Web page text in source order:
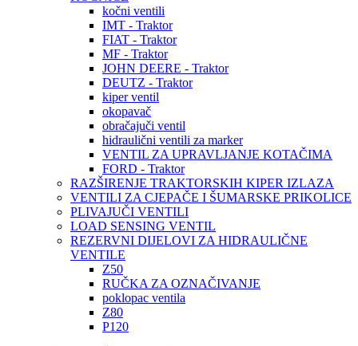
kočni ventili
IMT - Traktor
FIAT - Traktor
MF - Traktor
JOHN DEERE - Traktor
DEUTZ - Traktor
kiper ventil
okopavač
obračajuči ventil
hidraulični ventili za marker
VENTIL ZA UPRAVLJANJE KOTAČIMA
FORD - Traktor
RAZŠIRENJE TRAKTORSKIH KIPER IZLAZA
VENTILI ZA CJEPAČE I ŠUMARSKE PRIKOLICE
PLIVAJUČI VENTILI
LOAD SENSING VENTIL
REZERVNI DIJELOVI ZA HIDRAULIČNE
VENTILE
Z50
RUČKA ZA OZNAČIVANJE
poklopac ventila
Z80
P120